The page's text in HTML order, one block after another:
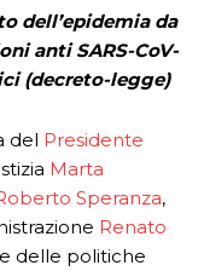
dell’epidemia da
anti SARS-CoV-
(decreto-legge)
del Presidente
Marta
Speranza,
Renato
delle politiche